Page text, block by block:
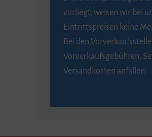
vorliegt, weisen wir bei
Eintrittspreisen keine
Bei den
Vorverkaufsgebühren,
Versandkosten anfallen.